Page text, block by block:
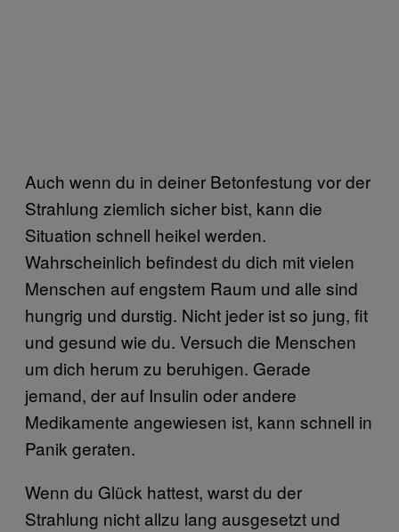
Auch wenn du in deiner Betonfestung vor der
Strahlung ziemlich sicher bist, kann die
Situation schnell heikel werden.
Wahrscheinlich befindest du dich mit vielen
Menschen auf engstem Raum und alle sind
hungrig und durstig. Nicht jeder ist so jung, fit
und gesund wie du. Versuch die Menschen
um dich herum zu beruhigen. Gerade
jemand, der auf Insulin oder andere
Medikamente angewiesen ist, kann schnell in
Panik geraten.
Wenn du Glück hattest, warst du der
Strahlung nicht allzu lang ausgesetzt und